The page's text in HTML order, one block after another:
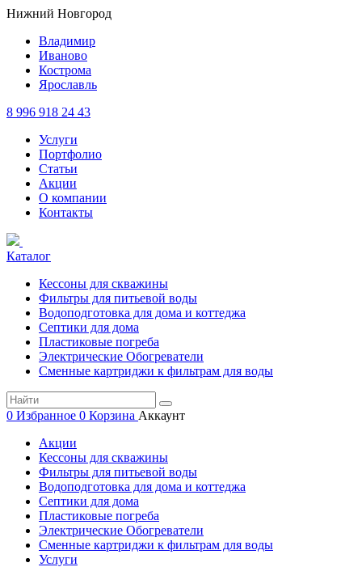
Нижний Новгород
Владимир
Иваново
Кострома
Ярославль
8 996 918 24 43
Услуги
Портфолио
Статьи
Акции
О компании
Контакты
Каталог
Кессоны для скважины
Фильтры для питьевой воды
Водоподготовка для дома и коттеджа
Септики для дома
Пластиковые погреба
Электрические Обогреватели
Сменные картриджи к фильтрам для воды
0 Избранное 0 Корзина Аккаунт
Акции
Кессоны для скважины
Фильтры для питьевой воды
Водоподготовка для дома и коттеджа
Септики для дома
Пластиковые погреба
Электрические Обогреватели
Сменные картриджи к фильтрам для воды
Услуги